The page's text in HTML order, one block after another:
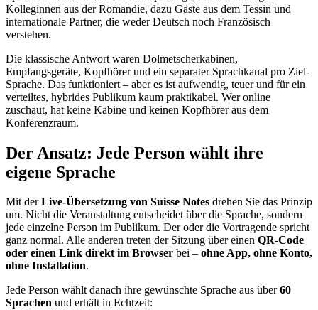
Kolleginnen aus der Romandie, dazu Gäste aus dem Tessin und
internationale Partner, die weder Deutsch noch Französisch
verstehen.
Die klassische Antwort waren Dolmetscherkabinen,
Empfangsgeräte, Kopfhörer und ein separater Sprachkanal pro Ziel-
Sprache. Das funktioniert – aber es ist aufwendig, teuer und für ein
verteiltes, hybrides Publikum kaum praktikabel. Wer online
zuschaut, hat keine Kabine und keinen Kopfhörer aus dem
Konferenzraum.
Der Ansatz: Jede Person wählt ihre
eigene Sprache
Mit derLive-Übersetzung von Suisse Notes drehen Sie das Prinzip
um. Nicht die Veranstaltung entscheidet über die Sprache, sondern
jede einzelne Person im Publikum. Der oder die Vortragende spricht
ganz normal. Alle anderen treten der Sitzung über einen QR-Code
oder einen Link direkt im Browser bei – ohne App, ohne Konto,
ohne Installation.
Jede Person wählt danach ihre gewünschte Sprache aus über60
Sprachen und erhält in Echtzeit: